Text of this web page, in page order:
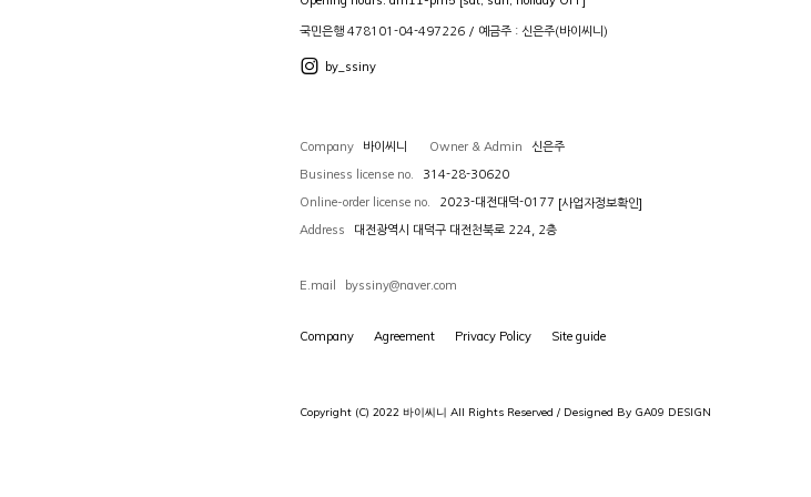
국민은행 478101-04-497226 / 예금주 : 신은주(바이씨니)
by_ssiny
Company 바이씨니 Owner & Admin 신은주
Business license no. 314-28-30620
Online-order license no. 2023-대전대덕-0177 [사업자정보확인]
Address
대전광역시 대덕구 대전천북로 224, 2층
E.mail byssiny@naver.com
Company Agreement Privacy Policy Site guide
Copyright (C) 2022 바이씨니 All Rights Reserved / Designed By GA09 DESIGN